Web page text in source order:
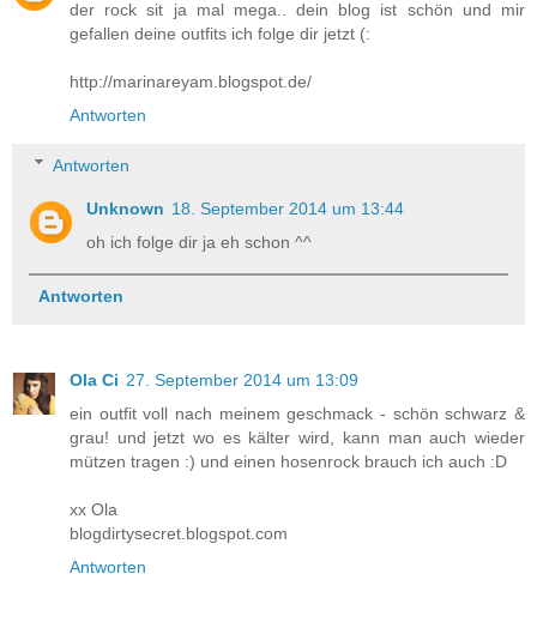
der rock sit ja mal mega.. dein blog ist schön und mir
gefallen deine outfits ich folge dir jetzt (:
http://marinareyam.blogspot.de/
Antworten
Antworten
Unknown 18. September 2014 um 13:44
oh ich folge dir ja eh schon ^^
Antworten
Ola Ci 27. September 2014 um 13:09
ein outfit voll nach meinem geschmack - schön schwarz &
grau! und jetzt wo es kälter wird, kann man auch wieder
mützen tragen :) und einen hosenrock brauch ich auch :D
xx Ola
blogdirtysecret.blogspot.com
Antworten